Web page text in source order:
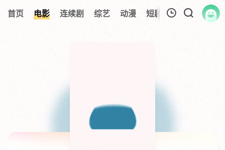
首页 电影 连续剧 综艺 动漫 短剧大全 纪录片
暂无观看影片的记录